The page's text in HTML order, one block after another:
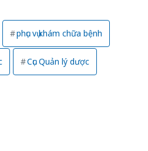
phục vụ khám chữa bệnh
Cục Quản lý dược